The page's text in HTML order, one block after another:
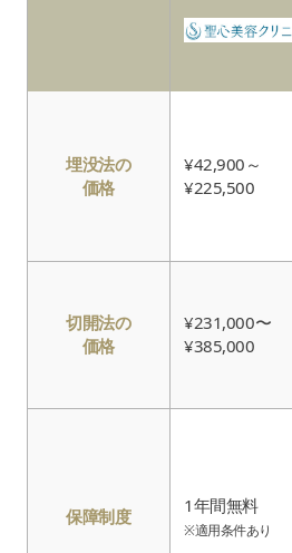
埋没法の
価格
¥42,900～
¥225,500
切開法の
価格
¥231,000〜
¥385,000
保障制度 1年間無料
※適用条件あり